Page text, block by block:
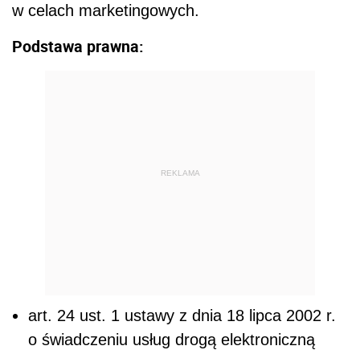
w celach marketingowych.
Podstawa prawna:
REKLAMA
art. 24 ust. 1 ustawy z dnia 18 lipca 2002 r.
o świadczeniu usług drogą elektroniczną